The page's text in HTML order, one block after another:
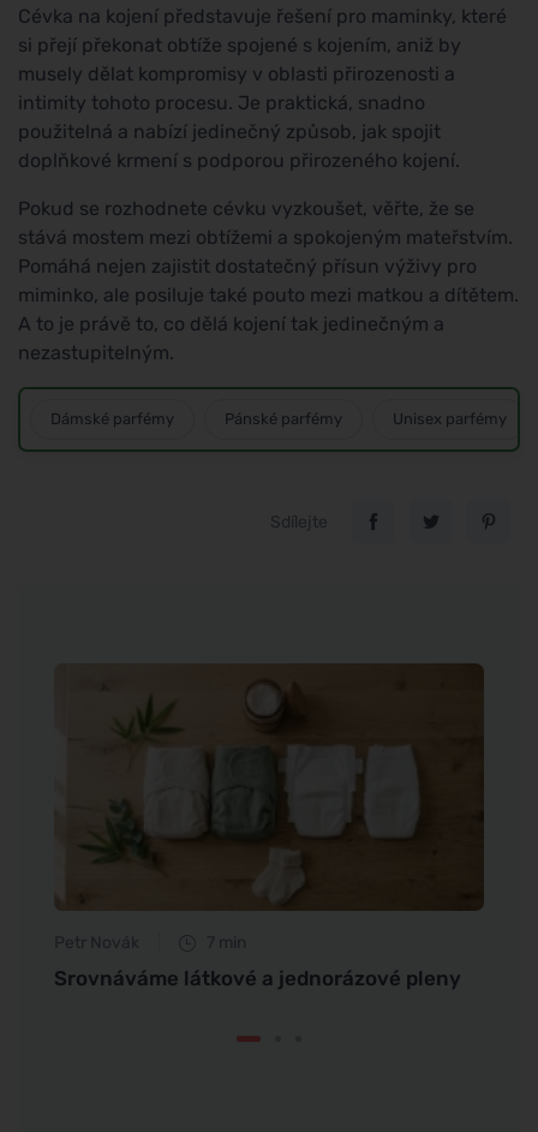
Cévka na kojení představuje řešení pro maminky, které
si přejí překonat obtíže spojené s kojením, aniž by
musely dělat kompromisy v oblasti přirozenosti a
intimity tohoto procesu. Je praktická, snadno
použitelná a nabízí jedinečný způsob, jak spojit
doplňkové krmení s podporou přirozeného kojení.
Pokud se rozhodnete cévku vyzkoušet, věřte, že se
stává mostem mezi obtížemi a spokojeným mateřstvím.
Pomáhá nejen zajistit dostatečný přísun výživy pro
miminko, ale posiluje také pouto mezi matkou a dítětem.
A to je právě to, co dělá kojení tak jedinečným a
nezastupitelným.
Dámské parfémy Pánské parfémy Unisex parfémy
Sdílejte
Petr Novák 7 min
Srovnáváme látkové a jednorázové pleny